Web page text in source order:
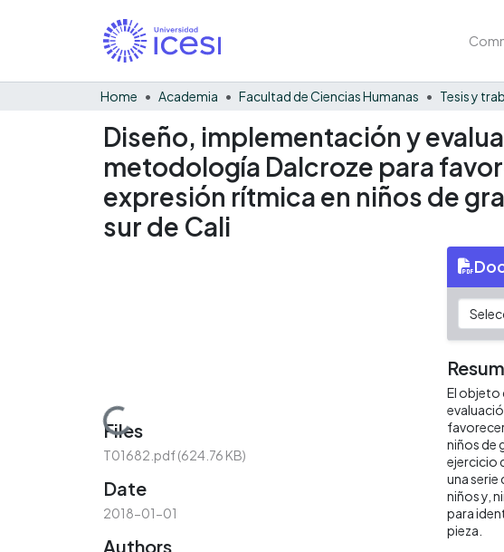
Home Academia Facultad de Ciencias Humanas Tesis y
Diseño, implementación y
metodología Dalcroze para
expresión rítmica en niños de
sur de Cali
Loading...
Files
T01682.pdf(624.76 KB)
Date
2018-01-01
Authors
El objeto
niños de
ejercicio
una
niños y,
para
pieza.